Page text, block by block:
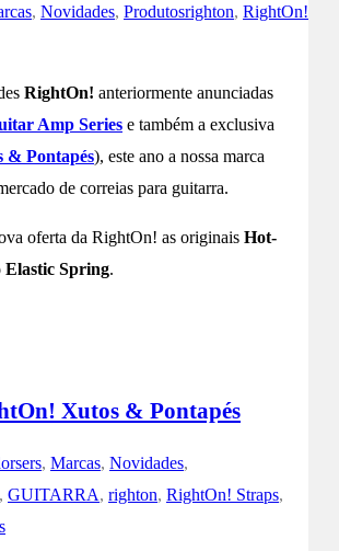
, Novidades, Produtosrighton, RightOn!
RightOn! anteriormente anunciadas
Amp Series e também a exclusiva
& Pontapés), este ano a nossa marca
de correias para guitarra.
oferta da RightOn! as originais Hot-
Elastic Spring.
Xutos & Pontapés
, Marcas, Novidades,
, GUITARRA, righton, RightOn! Straps,